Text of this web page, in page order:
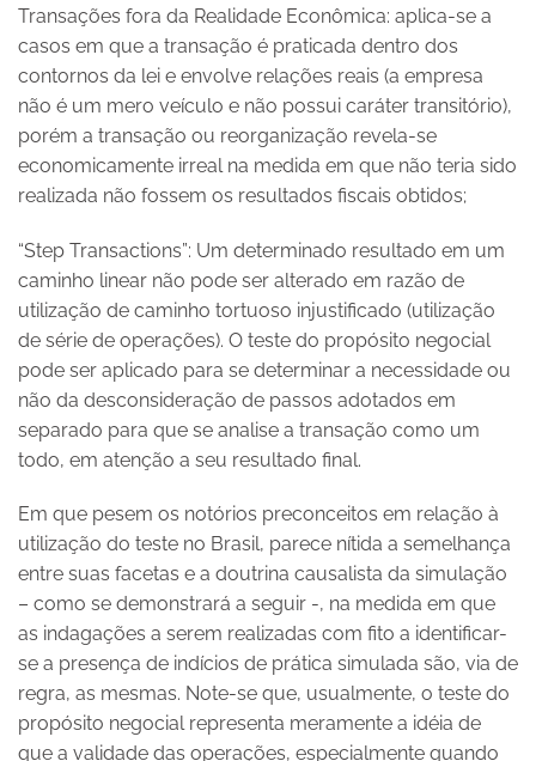
Transações fora da Realidade Econômica: aplica-se a
casos em que a transação é praticada dentro dos
contornos da lei e envolve relações reais (a empresa
não é um mero veículo e não possui caráter transitório),
porém a transação ou reorganização revela-se
economicamente irreal na medida em que não teria sido
realizada não fossem os resultados fiscais obtidos;
“Step Transactions”: Um determinado resultado em um
caminho linear não pode ser alterado em razão de
utilização de caminho tortuoso injustificado (utilização
de série de operações). O teste do propósito negocial
pode ser aplicado para se determinar a necessidade ou
não da desconsideração de passos adotados em
separado para que se analise a transação como um
todo, em atenção a seu resultado final.
Em que pesem os notórios preconceitos em relação à
utilização do teste no Brasil, parece nítida a semelhança
entre suas facetas e a doutrina causalista da simulação
– como se demonstrará a seguir -, na medida em que
as indagações a serem realizadas com fito a identificar-
se a presença de indícios de prática simulada são, via de
regra, as mesmas. Note-se que, usualmente, o teste do
propósito negocial representa meramente a idéia de
que a validade das operações, especialmente quando